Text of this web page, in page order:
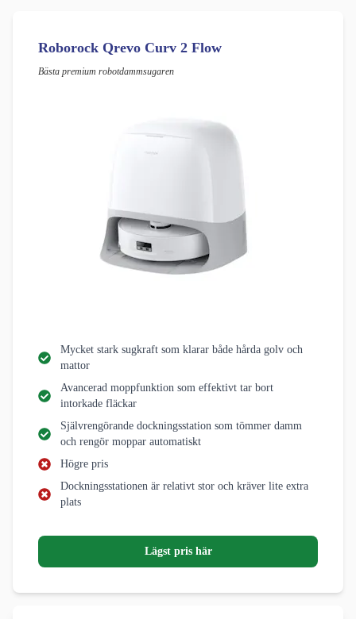
Roborock Qrevo Curv 2 Flow
Bästa premium robotdammsugaren
Mycket stark sugkraft som klarar både hårda golv och
mattor
Avancerad moppfunktion som effektivt tar bort
intorkade fläckar
Självrengörande dockningsstation som tömmer damm
och rengör moppar automatiskt
Högre pris
Dockningsstationen är relativt stor och kräver lite extra
plats
Lägst pris här